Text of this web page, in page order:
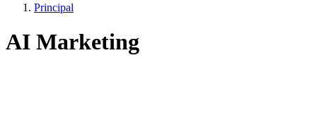
Principal
AI Marketing